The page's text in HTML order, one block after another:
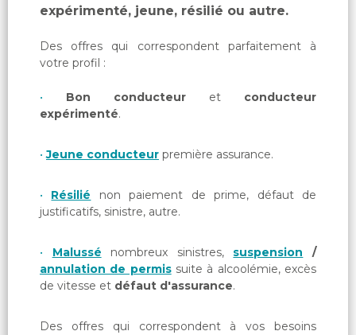
expérimenté, jeune, résilié ou autre.
Des offres qui correspondent parfaitement à
votre profil :
Bon conducteur et conducteur
expérimenté.
Jeune conducteur première assurance.
Résilié non paiement de prime, défaut de
justificatifs, sinistre, autre.
Malussé nombreux sinistres, suspension /
annulation de permissuite à alcoolémie, excès
de vitesse et défaut d'assurance.
Des offres qui correspondent à vos besoins